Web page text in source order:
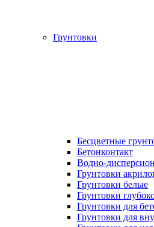
Грунтовки
Бесцветные
Бетонконтакт
Водно-
Грунтовки
Грунтовки белые
Грунтовки
Грунтовки для
Грунтовки для